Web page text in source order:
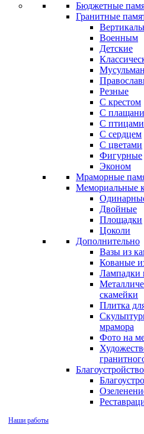
Бюджетные
Гранитные
Военным
Детские
Резные
С крестом
С
С птицами
С сердцем
С цветами
Фигурные
Эконом
Мраморные
Мемориальные
Двойные
Площадки
Цоколи
Дополнительно
Вазы из
Кованые
Лампадки
скамейки
Плитка
мрамора
Фото на
Благоустройство
Наши работы